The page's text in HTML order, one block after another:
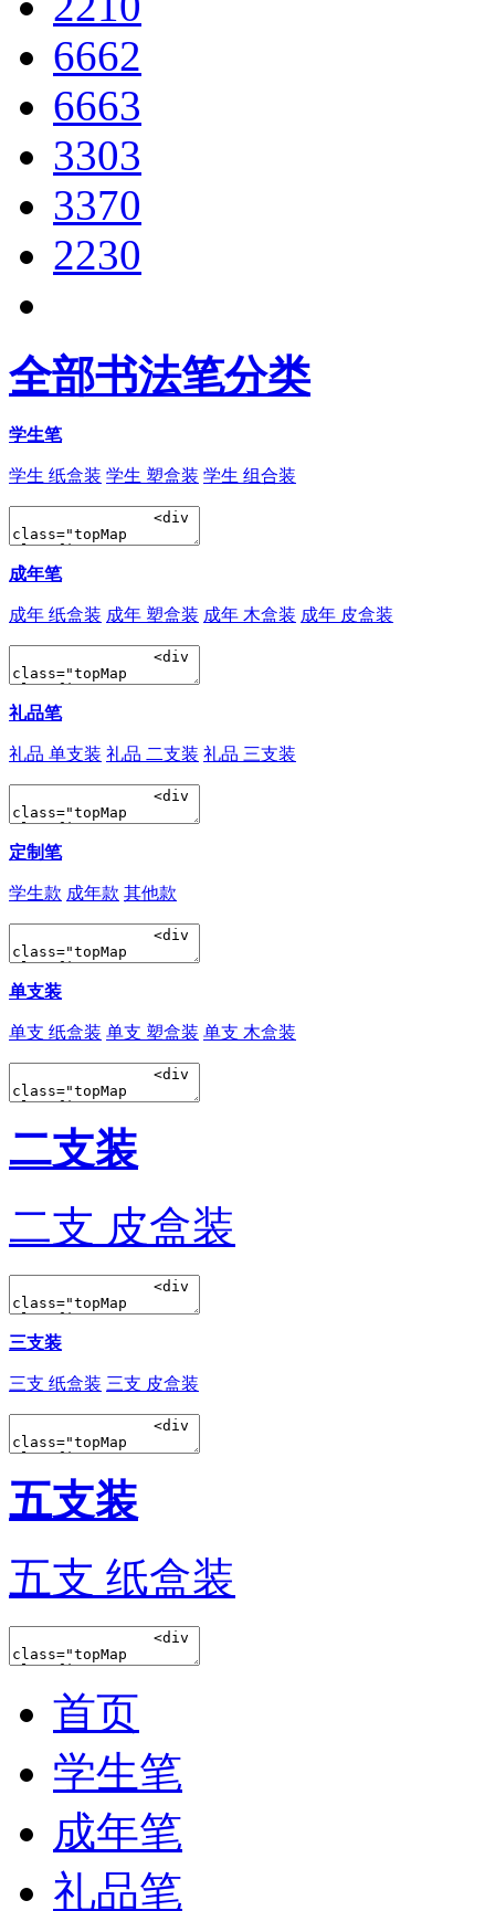
6662
6663
3303
3370
2230
全部书法笔分类
学生笔
学生 纸盒装 学生 塑盒装 学生 组合装
成年笔
成年 纸盒装 成年 塑盒装 成年 木盒装 成年 皮盒装
礼品笔
礼品 单支装 礼品 二支装 礼品 三支装
定制笔
学生款 成年款 其他款
单支装
单支 纸盒装 单支 塑盒装 单支 木盒装
二支装
二支 皮盒装
三支装
三支 纸盒装 三支 皮盒装
五支装
五支 纸盒装
首页
学生笔
成年笔
礼品笔